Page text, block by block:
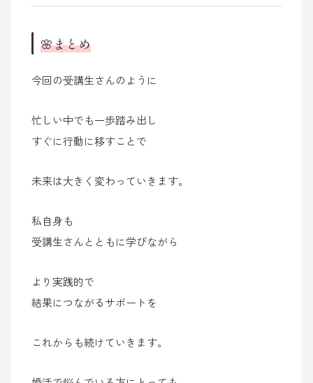
🌸まとめ
今回の受講生さんのように
忙しい中でも一歩踏み出し
すぐに行動に移すことで
未来は大きく変わっていきます。
私自身も
受講生さんとともに学びながら
より実践的で
結果につながるサポートを
これからも続けていきます。